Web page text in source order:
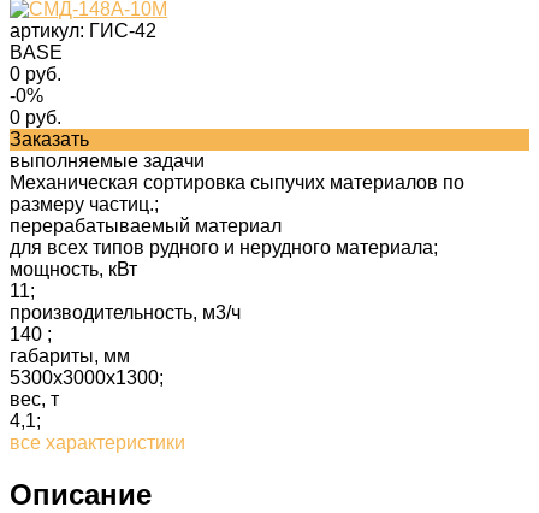
артикул: ГИС-42
BASE
0 руб.
-0%
0 руб.
Заказать
выполняемые задачи
Механическая сортировка сыпучих материалов по
размеру частиц.;
перерабатываемый материал
для всех типов рудного и нерудного материала;
мощность, кВт
11;
производительность, м3/ч
140 ;
габариты, мм
5300х3000х1300;
вес, т
4,1;
все характеристики
Описание